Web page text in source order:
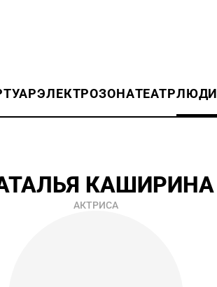
ЭЛЕКТРОЗОНАТЕАТРЛЮДИ
КАШИРИНА
АКТРИСА